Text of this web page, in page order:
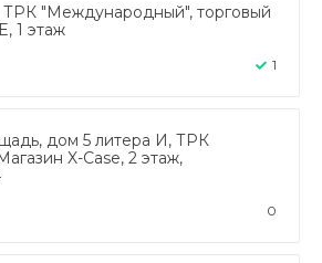
ТРК "Международный", торговый
1 этаж
1
дом 5 литера И, ТРК
X-Case, 2 этаж,
0